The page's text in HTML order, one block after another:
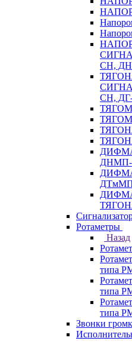
СН,
СН,
ДНМП-
Ротаметры
Назад
типа
типа
типа
Звонки